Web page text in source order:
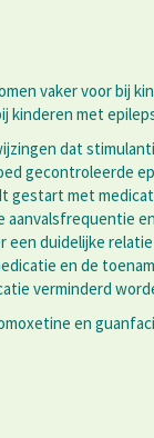
vaker voor bij
kinderen met
dat
gecontroleerde
gestart met
aanvalsfrequentie
een duidelijke
en de
verminderd
en